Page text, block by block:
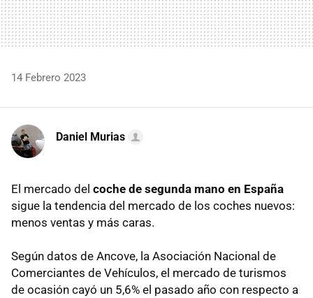
14 Febrero 2023
Daniel Murias
El mercado del coche de segunda mano en España
sigue la tendencia del mercado de los coches nuevos:
menos ventas y más caras.
Según datos de Ancove, la Asociación Nacional de
Comerciantes de Vehículos, el mercado de turismos
de ocasión cayó un 5,6% el pasado año con respecto a